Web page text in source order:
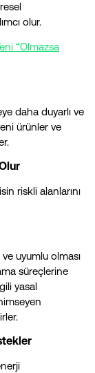
olur.
“Olmazsa
daha duyarlı ve
ürünler ve
riskli alanlarını
uyumlu olması
süreçlerine
yasal